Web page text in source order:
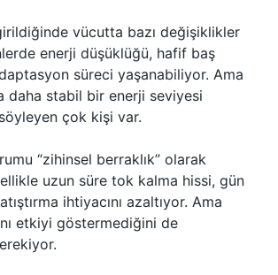
vücutta bazı değişiklikler
enerji düşüklüğü, hafif baş
süreci yaşanabiliyor. Ama
daha stabil bir enerji seviyesi
çok kişi var.
“zihinsel berraklık” olarak
uzun süre tok kalma hissi, gün
ihtiyacını azaltıyor. Ama
etkiyi göstermediğini de